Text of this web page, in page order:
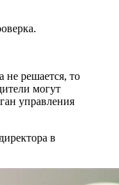
не решается, то
могут
управления
в